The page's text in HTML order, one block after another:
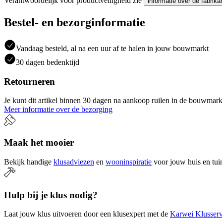
Bestel- en bezorginformatie
Vandaag besteld, al na een uur af te halen in jouw bouwmarkt
30 dagen bedenktijd
Retourneren
Je kunt dit artikel binnen 30 dagen na aankoop ruilen in de
Meer informatie over de bezorging
Maak het mooier
Bekijk handige klusadviezen en wooninspiratie voor jouw huis en
Hulp bij je klus nodig?
Laat jouw klus uitvoeren door een klusexpert met de Karwei